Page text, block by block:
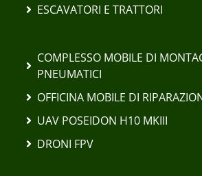
ESCAVATORI E TRATTORI
COMPLESSO MOBILE DI
PNEUMATICI
OFFICINA MOBILE DI
UAV POSEIDON H10 MKIII
DRONI FPV